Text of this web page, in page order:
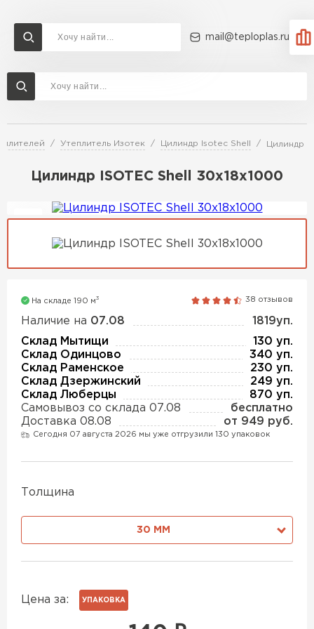
mail@teploplas.ru
Утеплитель Изотек Цилиндр Isotec Shell Цилиндр
Цилиндр ISOTEC Shell 30х18х1000
На складе 190 м3 38 отзывов
Наличие на 07.08
1819уп.
Склад Мытищи
130 уп.
Склад Одинцово
340 уп.
Склад Раменское
230 уп.
Склад Дзержинский
249 уп.
Склад Люберцы
870 уп.
Самовывоз со склада 07.08
бесплатно
Доставка 08.08
от 949 руб.
Сегодня 07 августа 2026 мы уже отгрузили 130 упаковок
Толщина
30 ММ
Цена за: УПАКОВКА
Доставка и оплата
Утеплитель Ветонит
Утеплитель Profiplex
Утеплитель MasterPLEX
Утеплитель Дирок
ПЕРЕЙТИ
Утеплитель Тизол
Утеплитель Технониколь
Утеплитель Rockwool
Утеплитель Knauf
Утеплитель Пеноплекс
Утеплитель Isover
Утеплитель Урса
Утеплитель Isoroc